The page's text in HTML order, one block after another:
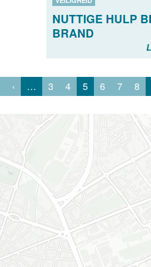
NUTTIGE HULP
BRAND
‹ … 3 4 5 6 7 8